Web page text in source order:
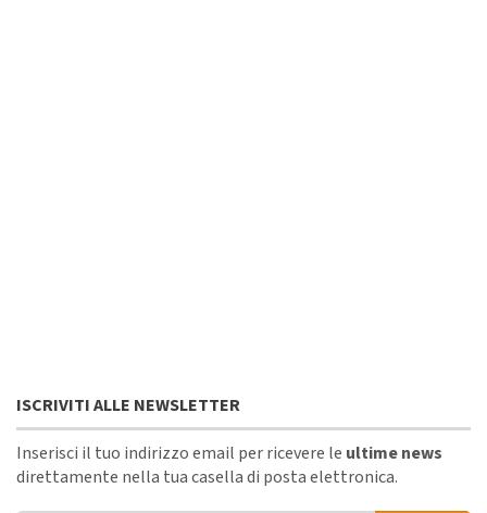
ISCRIVITI ALLE NEWSLETTER
Inserisci il tuo indirizzo email per ricevere le ultime news
direttamente nella tua casella di posta elettronica.